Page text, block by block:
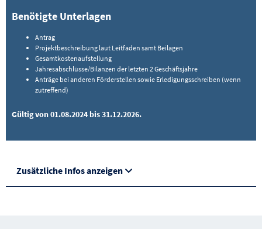
Benötigte Unterlagen
Antrag
Projektbeschreibung laut Leitfaden samt Beilagen
Gesamtkostenaufstellung
Jahresabschlüsse/Bilanzen der letzten 2 Geschäftsjahre
Anträge bei anderen Förderstellen sowie Erledigungsschreiben (wenn
zutreffend)
Gültig von 01.08.2024 bis 31.12.2026.
Zusätzliche Infos anzeigen